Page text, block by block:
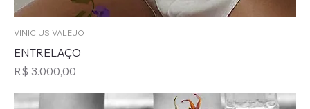
VINICIUS VALEJO
ENTRELAÇO
Preço
R$ 3.000,00